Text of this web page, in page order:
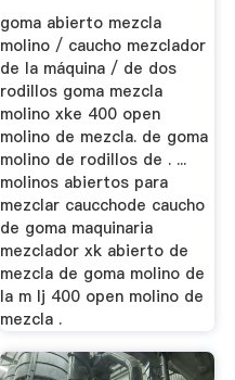
goma abierto mezcla
molino / caucho mezclador
de la máquina / de dos
rodillos goma mezcla
molino xke 400 open
molino de mezcla. de goma
molino de rodillos de . ...
molinos abiertos para
mezclar caucchode caucho
de goma maquinaria
mezclador xk abierto de
mezcla de goma molino de
la m lj 400 open molino de
mezcla .